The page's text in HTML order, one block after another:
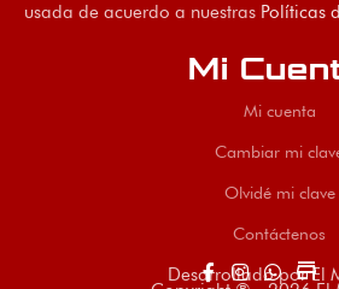
usada de acuerdo a nuestras Políticas
Mi
Mi cuenta
Cambiar mi
Olvidé mi clave
Contáctenos
store
Desarrollado por El